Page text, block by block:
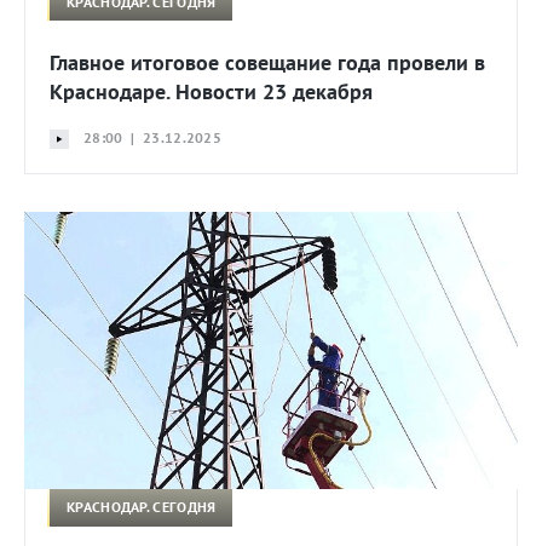
Главное итоговое совещание года провели в
Краснодаре. Новости 23 декабря
28:00 | 23.12.2025
КРАСНОДАР. СЕГОДНЯ